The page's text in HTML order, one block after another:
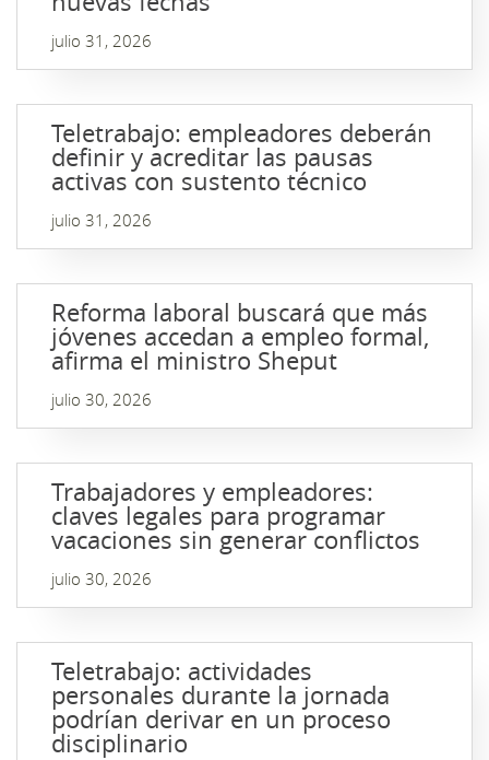
julio 31, 2026
Teletrabajo: empleadores deberán
definir y acreditar las pausas
activas con sustento técnico
julio 31, 2026
Reforma laboral buscará que más
jóvenes accedan a empleo formal,
afirma el ministro Sheput
julio 30, 2026
Trabajadores y empleadores:
claves legales para programar
vacaciones sin generar conflictos
julio 30, 2026
Teletrabajo: actividades
personales durante la jornada
podrían derivar en un proceso
disciplinario